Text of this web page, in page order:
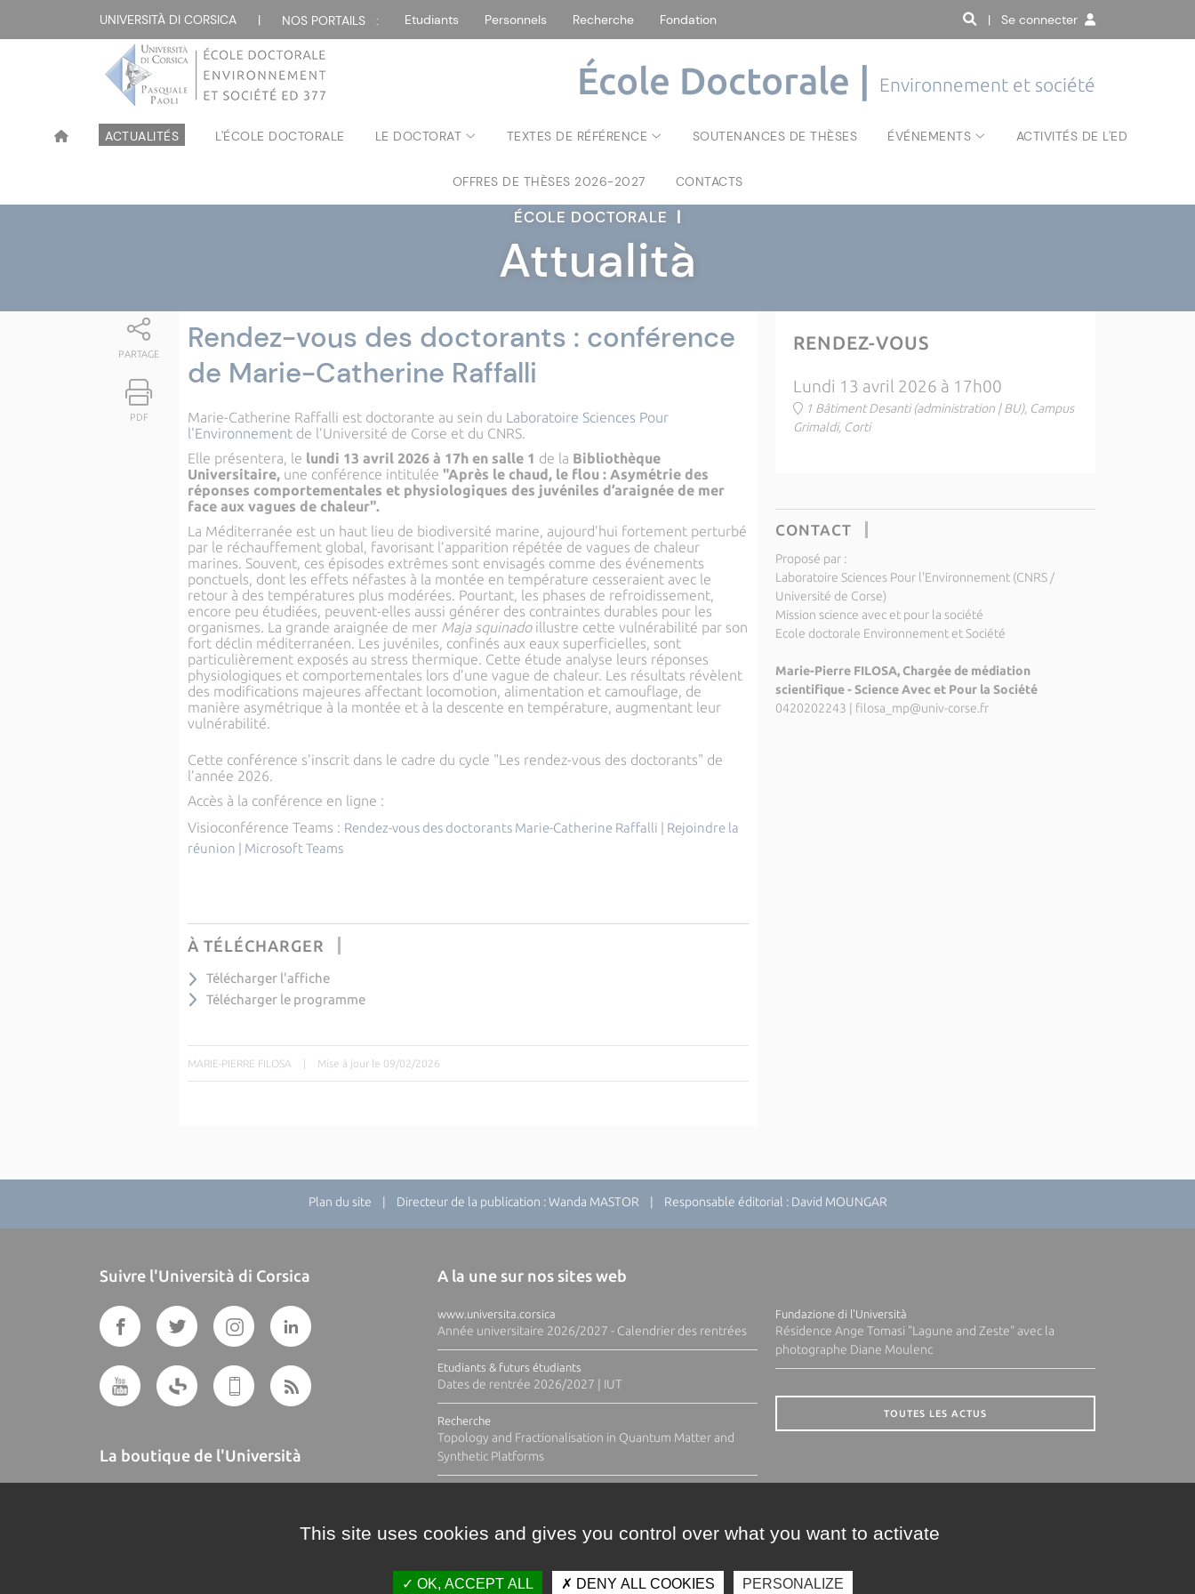
UNIVERSITÀ DI CORSICA | NOS PORTAILS : Etudiants Personnels Recherche Fondation | Se connecter
École Doctorale | Environnement et société
ACTUALITÉS L'ÉCOLE DOCTORALE LE DOCTORAT TEXTES DE RÉFÉRENCE SOUTENANCES DE THÈSES ÉVÉNEMENTS ACTIVITÉS DE L'ED
OFFRES DE THÈSES 2026-2027 CONTACTS
ÉCOLE DOCTORALE |
Attualità
PARTAGE
PDF
Rendez-vous des doctorants : conférence
de Marie-Catherine Raffalli
Marie-Catherine Raffalli est doctorante au sein du Laboratoire Sciences Pour
l'Environnement de l’Université de Corse et du CNRS.
Elle présentera, le lundi 13 avril 2026 à 17h en salle 1 de la Bibliothèque
Universitaire, une conférence intitulée "Après le chaud, le flou : Asymétrie des
réponses comportementales et physiologiques des juvéniles d’araignée de mer
face aux vagues de chaleur".
La Méditerranée est un haut lieu de biodiversité marine, aujourd’hui fortement perturbé
par le réchauffement global, favorisant l’apparition répétée de vagues de chaleur
marines. Souvent, ces épisodes extrêmes sont envisagés comme des événements
ponctuels, dont les effets néfastes à la montée en température cesseraient avec le
retour à des températures plus modérées. Pourtant, les phases de refroidissement,
encore peu étudiées, peuvent-elles aussi générer des contraintes durables pour les
organismes. La grande araignée de mer Maja squinadoillustre cette vulnérabilité par son
fort déclin méditerranéen. Les juvéniles, confinés aux eaux superficielles, sont
particulièrement exposés au stress thermique. Cette étude analyse leurs réponses
physiologiques et comportementales lors d’une vague de chaleur. Les résultats révèlent
des modifications majeures affectant locomotion, alimentation et camouflage, de
manière asymétrique à la montée et à la descente en température, augmentant leur
vulnérabilité.
Cette conférence s’inscrit dans le cadre du cycle "Les rendez-vous des doctorants" de
l’année 2026.
Accès à la conférence en ligne :
Visioconférence Teams : Rendez-vous des doctorants Marie-Catherine Raffalli | Rejoindre la
réunion | Microsoft Teams
À TÉLÉCHARGER
Télécharger l'affiche
Télécharger le programme
MARIE-PIERRE FILOSA | Mise à jour le 09/02/2026
RENDEZ-VOUS
Lundi 13 avril 2026 à 17h00
1 Bâtiment Desanti (administration | BU), Campus
Grimaldi, Corti
CONTACT
Proposé par :
Laboratoire Sciences Pour l'Environnement (CNRS /
Université de Corse)
Mission science avec et pour la société
Ecole doctorale Environnement et Société
Marie-Pierre FILOSA, Chargée de médiation
scientifique - Science Avec et Pour la Société
0420202243
filosa_mp@univ-corse.fr
Plan du site | Directeur de la publication : Wanda MASTOR | Responsable éditorial : David MOUNGAR
Suivre l'Università di Corsica
La boutique de l'Università
A la une sur nos sites web
www.universita.corsica
Année universitaire 2026/2027 - Calendrier des rentrées
Etudiants & futurs étudiants
Dates de rentrée 2026/2027 | IUT
Recherche
Topology and Fractionalisation in Quantum Matter and
Synthetic Platforms
Fundazione di l'Università
Résidence Ange Tomasi "Lagune and Zeste" avec la
photographe Diane Moulenc
TOUTES LES ACTUS
This site uses cookies and gives you control over what you want to activate
OK, ACCEPT ALL DENY ALL COOKIES PERSONALIZE